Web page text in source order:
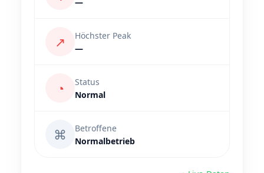
↗
Höchster Peak
—
◔
Status
Normal
⌘
Betroffene
Normalbetrieb